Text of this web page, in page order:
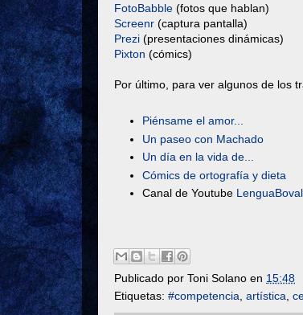
FotoBabble (fotos que hablan)
Screenr (captura pantalla)
Prezi (presentaciones dinámicas)
Pixton (cómics)
Por último, para ver algunos de los
Piénsame el amor...
Un paseo con Machado
Un día en la vida de...
Cómics de ortografía y dieta
Canal de Youtube
Publicado por Toni Solano en 15:48
Etiquetas: #competencia artística